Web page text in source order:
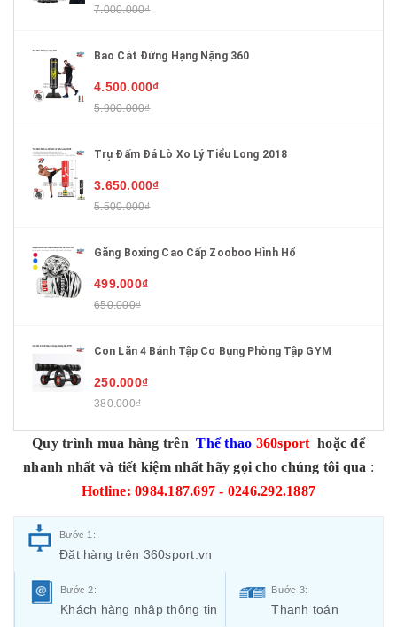
7.000.000₫
Bao Cát Đứng Hạng Nặng 360
4.500.000₫
5.900.000₫
Trụ Đấm Đá Lò Xo Lý Tiểu Long 2018
3.650.000₫
5.500.000₫
Găng Boxing Cao Cấp Zooboo Hình Hổ
499.000₫
650.000₫
Con Lăn 4 Bánh Tập Cơ Bụng Phòng Tập GYM
250.000₫
380.000₫
Quy trình mua hàng trên Thể thao 360sport hoặc để
nhanh nhất và tiết kiệm nhất hãy gọi cho chúng tôi qua :
Hotline: 0984.187.697 - 0246.292.1887
Bước 1:
Đặt hàng trên 360sport.vn
Bước 2:
Khách hàng nhập thông tin
Bước 3:
Thanh toán